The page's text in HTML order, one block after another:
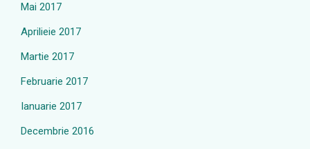
Mai 2017
Aprilieie 2017
Martie 2017
Februarie 2017
Ianuarie 2017
Decembrie 2016